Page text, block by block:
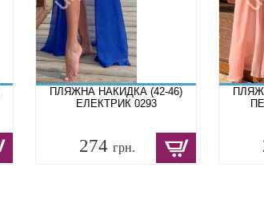
ПЛЯЖНА НАКИДКА (42-46)
ЕЛЕКТРИК 0293
274 грн.